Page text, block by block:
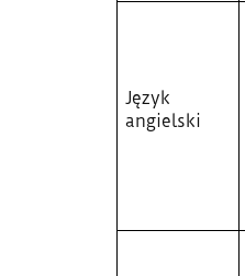
Język
angielski